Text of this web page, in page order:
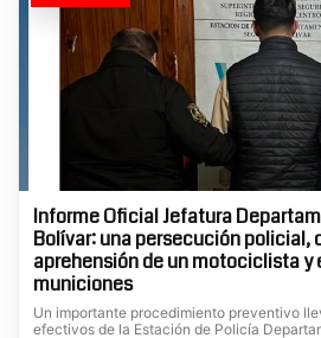
Informe Oficial Jefatura
Bolívar: una persecución policial,
aprehensión de un motociclista y
municiones
Un importante procedimiento preventivo
efectivos de la Estación de Policía